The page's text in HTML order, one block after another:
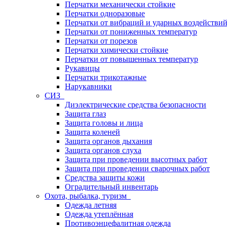
Перчатки механически стойкие
Перчатки одноразовые
Перчатки от вибраций и ударных воздействий
Перчатки от пониженных температур
Перчатки от порезов
Перчатки химически стойкие
Перчатки от повышенных температур
Рукавицы
Перчатки трикотажные
Нарукавники
СИЗ
Диэлектрические средства безопасности
Защита глаз
Защита головы и лица
Защита коленей
Защита органов дыхания
Защита органов слуха
Защита при проведении высотных работ
Защита при проведении сварочных работ
Средства защиты кожи
Оградительный инвентарь
Охота, рыбалка, туризм
Одежда летняя
Одежда утеплённая
Противоэнцефалитная одежда